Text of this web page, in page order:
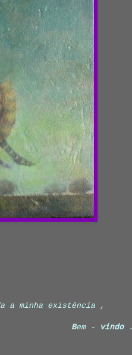
a minha existência ,
Bem - vindo.